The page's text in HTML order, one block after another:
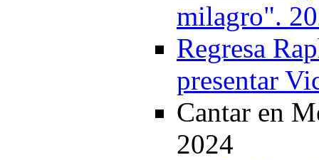
milagro".
Regresa
presentar
Cantar en
2024